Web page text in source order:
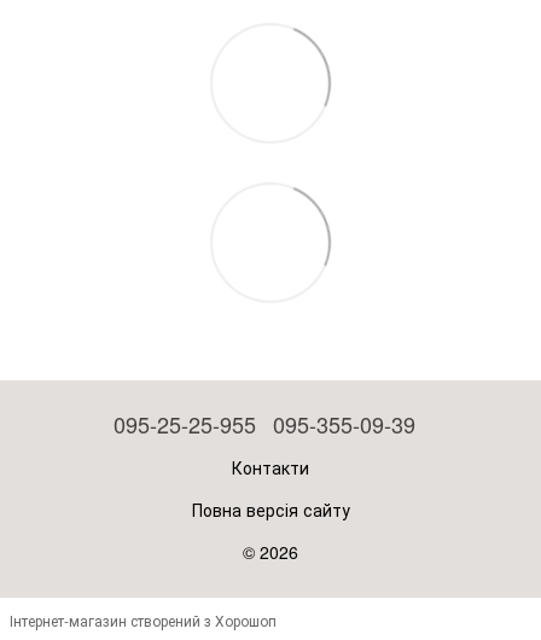
095-25-25-955 095-355-09-39
Контакти
Повна версія сайту
© 2026
Інтернет-магазин створений з Хорошоп